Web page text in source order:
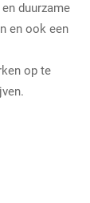
duurzame
en ook een
op te